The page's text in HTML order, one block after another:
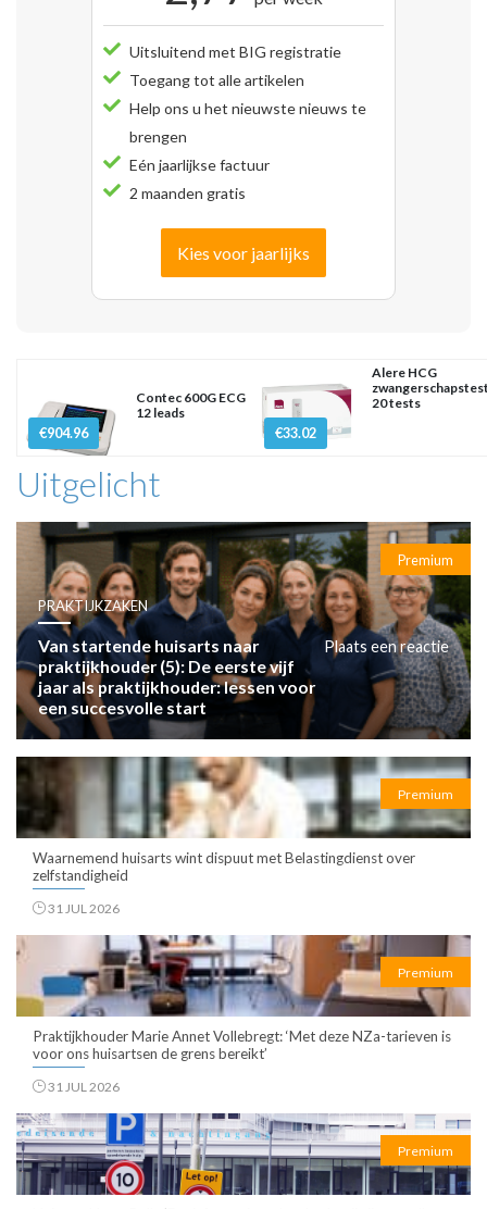
Uitsluitend met BIG registratie
Toegang tot alle artikelen
Help ons u het nieuwste nieuws te
brengen
Eén jaarlijkse factuur
2 maanden gratis
Kies voor jaarlijks
€904.96
Contec 600G ECG
12 leads
€33.02
Alere HCG
20 tests
Uitgelicht
Premium
PRAKTIJKZAKEN
Van startende huisarts naar
praktijkhouder (5): De eerste vijf
jaar als praktijkhouder: lessen voor
een succesvolle start
Plaats een reactie
Premium
Waarnemend huisarts wint dispuut met Belastingdienst over
zelfstandigheid
31 JUL 2026
Premium
Praktijkhouder Marie Annet Vollebregt: ‘Met deze NZa-tarieven is
voor ons huisartsen de grens bereikt’
31 JUL 2026
Premium